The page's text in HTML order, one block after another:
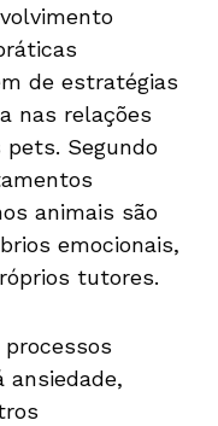
de estratégias
nas relações
Segundo
animais são
emocionais,
tutores.
ansiedade,